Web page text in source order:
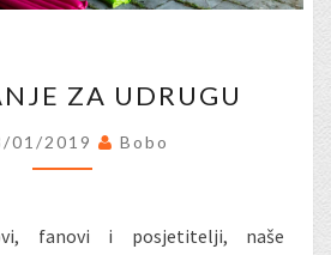
ZA
UDRUGU
ZA UDRUGU
01/2019 Bobo
fanovi i posjetitelji, naše